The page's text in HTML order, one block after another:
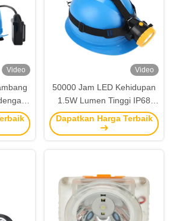
Video
dan
Video
50000 Jam LED Kehidupan
1.5W Lumen Tinggi IP68
Waterproof Underground
Mining Headlamp Lampu
Dapatkan Harga Terbaik